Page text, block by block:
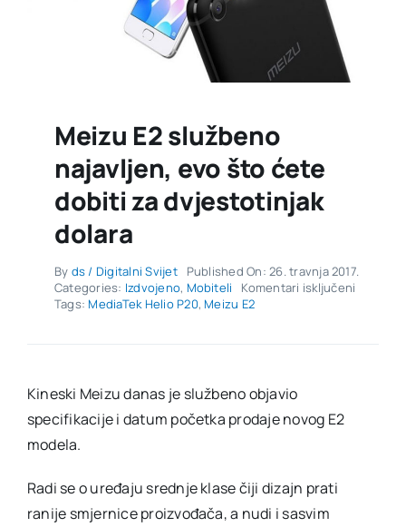
Meizu E2 službeno
najavljen, evo što ćete
dobiti za dvjestotinjak
dolara
By ds / Digitalni Svijet
Published On: 26. travnja 2017.
Categories: Izdvojeno, Mobiteli Komentari isključeni
Tags:MediaTek Helio P20,Meizu E2
Kineski Meizu danas je službeno objavio
specifikacije i datum početka prodaje novog E2
modela.
Radi se o uređaju srednje klase čiji dizajn prati
ranije smjernice proizvođača, a nudi i sasvim